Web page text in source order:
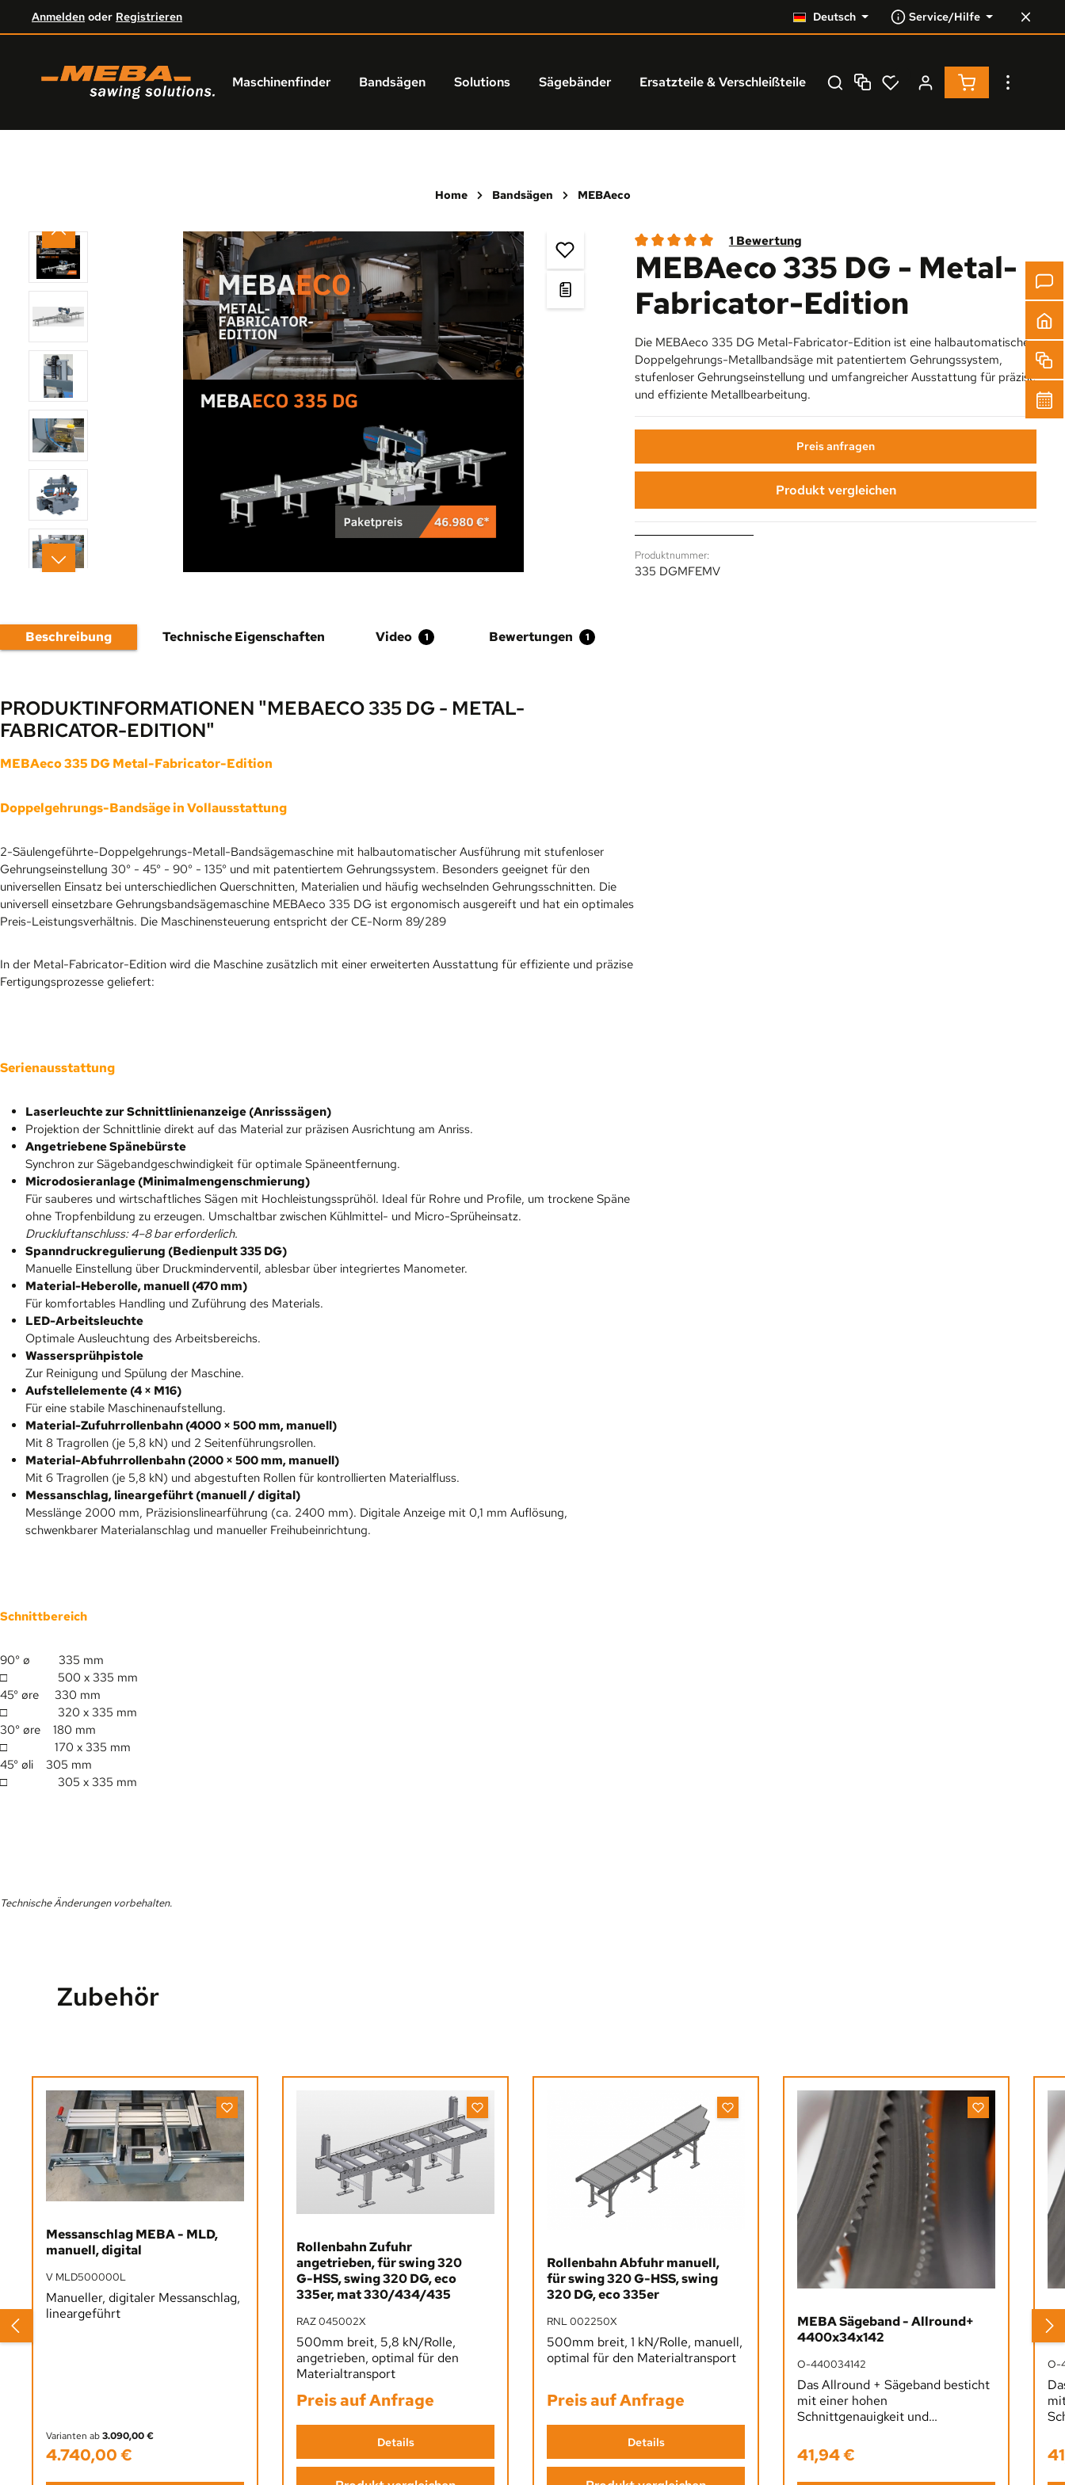
Hauptinhalt springen
Zur Hauptnavigation springen
Anmelden oder Registrieren Deutsch Service/Hilfe
Maschinenfinder Bandsägen Solutions Sägebänder Ersatzteile & Verschleißteile Service % Resale %Warenkorb
Home Bandsägen MEBAeco
Bildergalerie überspringen
Durchschnittliche Bewertung von 5 von 5 Sternen
1 Bewertung
MEBAeco 335 DG - Metal-
Fabricator-Edition
Die MEBAeco 335 DG Metal-Fabricator-Edition ist eine halbautomatische
Doppelgehrungs-Metallbandsäge mit patentiertem Gehrungssystem,
stufenloser Gehrungseinstellung und umfangreicher Ausstattung für präzise
und effiziente Metallbearbeitung.
Preis anfragen
Produkt vergleichen
Produktnummer:
335 DGMFEMV
Beschreibung Technische Eigenschaften Video 1 Bewertungen 1
PRODUKTINFORMATIONEN "MEBAECO 335 DG - METAL-
FABRICATOR-EDITION"
MEBAeco 335 DG Metal-Fabricator-Edition
Doppelgehrungs-Bandsäge in Vollausstattung
2-Säulengeführte-Doppelgehrungs-Metall-Bandsägemaschine mit halbautomatischer Ausführung mit stufenloser
Gehrungseinstellung 30° - 45° - 90° - 135° und mit patentiertem Gehrungssystem. Besonders geeignet für den
universellen Einsatz bei unterschiedlichen Querschnitten, Materialien und häufig wechselnden Gehrungsschnitten. Die
universell einsetzbare Gehrungsbandsägemaschine MEBAeco 335 DG ist ergonomisch ausgereift und hat ein optimales
Preis-Leistungsverhältnis. Die Maschinensteuerung entspricht der CE-Norm 89/289
In der Metal-Fabricator-Edition wird die Maschine zusätzlich mit einer erweiterten Ausstattung für effiziente und präzise
Fertigungsprozesse geliefert:
Serienausstattung
Laserleuchte zur Schnittlinienanzeige (Anrisssägen)
Projektion der Schnittlinie direkt auf das Material zur präzisen Ausrichtung am Anriss.
Angetriebene Spänebürste
Synchron zur Sägebandgeschwindigkeit für optimale Späneentfernung.
Microdosieranlage (Minimalmengenschmierung)
Für sauberes und wirtschaftliches Sägen mit Hochleistungssprühöl. Ideal für Rohre und Profile, um trockene Späne
ohne Tropfenbildung zu erzeugen. Umschaltbar zwischen Kühlmittel- und Micro-Sprüheinsatz.
Druckluftanschluss: 4–8 bar erforderlich.
Spanndruckregulierung (Bedienpult 335 DG)
Manuelle Einstellung über Druckminderventil, ablesbar über integriertes Manometer.
Material-Heberolle, manuell (470 mm)
Für komfortables Handling und Zuführung des Materials.
LED-Arbeitsleuchte
Optimale Ausleuchtung des Arbeitsbereichs.
Wassersprühpistole
Zur Reinigung und Spülung der Maschine.
Aufstellelemente (4 × M16)
Für eine stabile Maschinenaufstellung.
Material-Zufuhrrollenbahn (4000 × 500 mm, manuell)
Mit 8 Tragrollen (je 5,8 kN) und 2 Seitenführungsrollen.
Material-Abfuhrrollenbahn (2000 × 500 mm, manuell)
Mit 6 Tragrollen (je 5,8 kN) und abgestuften Rollen für kontrollierten Materialfluss.
Messanschlag, lineargeführt (manuell / digital)
Messlänge 2000 mm, Präzisionslinearführung (ca. 2400 mm). Digitale Anzeige mit 0,1 mm Auflösung,
schwenkbarer Materialanschlag und manueller Freihubeinrichtung.
Schnittbereich
90° ø
335 mm
□
500 x 335 mm
45° øre 330 mm
□
320 x 335 mm
30° øre 180 mm
□
170 x 335 mm
45° øli 305 mm
□ 305 x 335 mm
Technische Änderungen vorbehalten.
Zubehör
Messanschlag MEBA - MLD,
manuell, digital
V MLD500000L
Manueller, digitaler Messanschlag,
lineargeführt
Varianten ab3.090,00 €
Regulärer Preis:
4.740,00 €
Rollenbahn Zufuhr
angetrieben, für swing 320
G-HSS, swing 320 DG, eco
335er, mat 330/434/435
RAZ 045002X
500mm breit, 5,8 kN/Rolle,
angetrieben, optimal für den
Materialtransport
Preis auf Anfrage
Details
Rollenbahn Abfuhr manuell,
für swing 320 G-HSS, swing
320 DG, eco 335er
RNL 002250X
500mm breit, 1 kN/Rolle, manuell,
optimal für den Materialtransport
Preis auf Anfrage
Details
MEBA Sägeband - Allround+
4400x34x142
O-440034142
Das Allround + Sägeband besticht
mit einer hohen
Schnittgenauigkeit und
eines legierten
Schnellarbeitsstahls. Hierbei liegt
der Vorteil bei einer hohen
Regulärer Preis:
41,94 €
O-